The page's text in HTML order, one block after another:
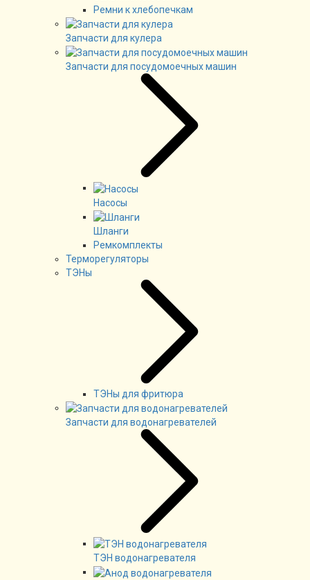
Ремни к хлебопечкам
Запчасти для кулера
Запчасти для посудомоечных машин
Насосы
Шланги
Ремкомплекты
Терморегуляторы
ТЭНы
ТЭНы для фритюра
Запчасти для водонагревателей
ТЭН водонагревателя